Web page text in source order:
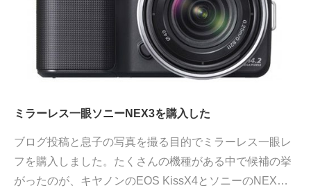
ミラーレス一眼ソニーNEX3を購入した
ブログ投稿と息子の写真を撮る目的でミラーレス一眼レ
フを購入しました。たくさんの機種がある中で候補の挙
がったのが、キヤノンのEOS KissX4とソニーのNEX…